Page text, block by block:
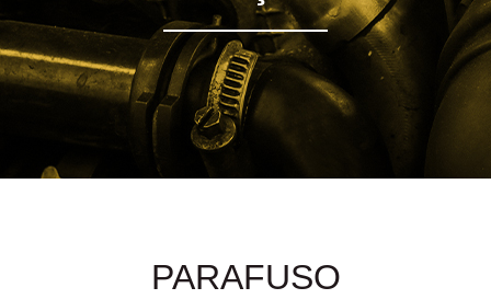
PARAFUSO